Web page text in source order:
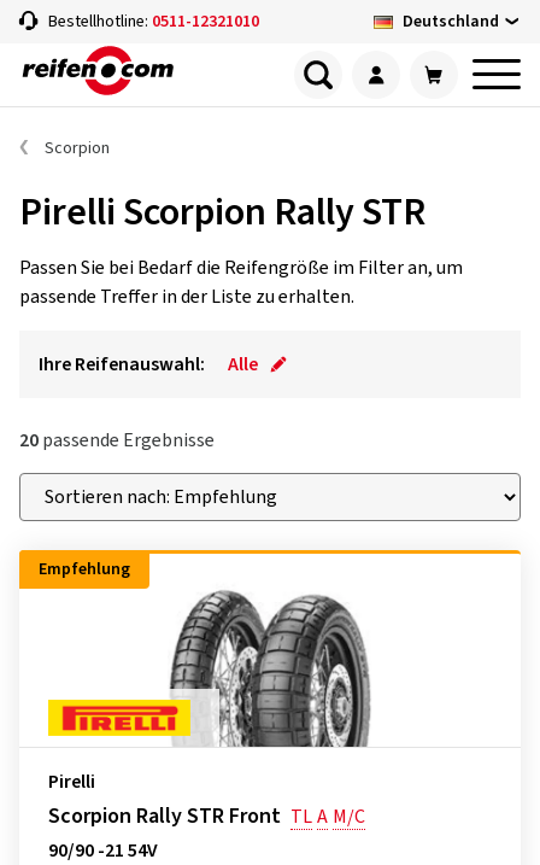
Bestellhotline: 0511-12321010 Deutschland
Scorpion
Pirelli Scorpion Rally STR
Passen Sie bei Bedarf die Reifengröße im Filter an, um
passende Treffer in der Liste zu erhalten.
Ihre Reifenauswahl: Alle
20passende Ergebnisse
Empfehlung
Pirelli
Scorpion Rally STR Front TLA M/C
90/90 -21 54V